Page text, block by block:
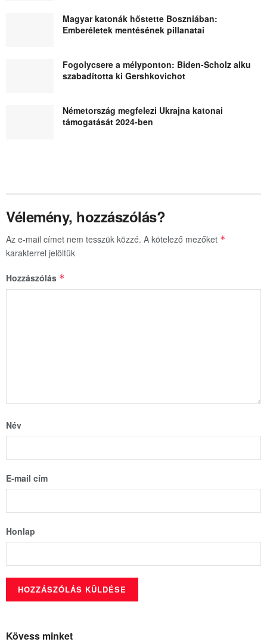
Magyar katonák hőstette Boszniában:
Emberéletek mentésének pillanatai
Fogolycsere a mélyponton: Biden-Scholz alku
szabadította ki Gershkovichot
Németország megfelezi Ukrajna katonai
támogatását 2024-ben
Vélemény, hozzászólás?
Az e-mail címet nem tesszük közzé. A kötelező mezőket *
karakterrel jelöltük
Hozzászólás *
Név
E-mail cím
Honlap
Kövess minket